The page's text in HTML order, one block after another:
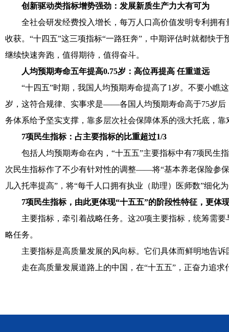
创新驱动类指标增势强劲：发展新质生产力大有可为
全社会研发经费投入增长，每万人口高价值发明专利拥
收获。“十四五”这三项指标“一路狂奔”，中期评估时就都快
继续快速奔跑，值得期待，值得奋斗。
人均预期寿命五年提高0.75岁：高位再提高 任重道远
“十四五”时期，我国人均预期寿命提高了1岁。不要小瞧
岁，这符合规律、实事求是——各国人均预期寿命高于75岁
务体系给予坚实支撑，靠多层次社会保障体系的强大托底，
7项民生指标：占主要指标的比重超过1/3
包括人均预期寿命在内，“十五五”主要指标中有7项民生
次民生指标作了不少有针对性的调整——将“基本养老保险参
儿入托率提高”，将“每千人口拥有执业（助理）医师数”细化
7项民生指标，由此更体现“十五五”的阶段性特征，更体
主要指标，牵引着战略任务。这20项主要指标，统筹需
略任务。
主要指标是高质量发展的风向标。它们具体而鲜明地告
走在高质量发展道路上的中国，在“十五五”，正奋力追求